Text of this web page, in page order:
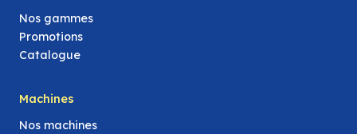
Nos gammes
Promotions
Catalogue
Machines
Nos machines